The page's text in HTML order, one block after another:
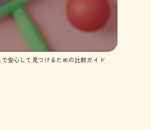
安心して見つけるための比較ガイド